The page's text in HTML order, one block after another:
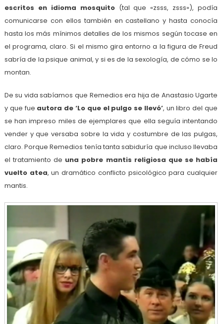
escritos en idioma mosquito(tal que «zsss, zsss»), podía
comunicarse con ellos también en castellano y hasta conocía
hasta los más mínimos detalles de los mismos según tocase en
el programa, claro. Si el mismo gira entorno a la figura de Freud
sabría de la psique animal, y si es de la sexología, de cómo se lo
montan.
De su vida sabíamos que Remedios era hija de Anastasio Ugarte
y que fue autora de ‘Lo que el pulgo se llevó’, un libro del que
se han impreso miles de ejemplares que ella seguía intentando
vender y que versaba sobre la vida y costumbre de las pulgas,
claro. Porque Remedios tenía tanta sabiduría que incluso llevaba
el tratamiento de una pobre mantis religiosa que se había
vuelto atea, un dramático conflicto psicológico para cualquier
mantis.